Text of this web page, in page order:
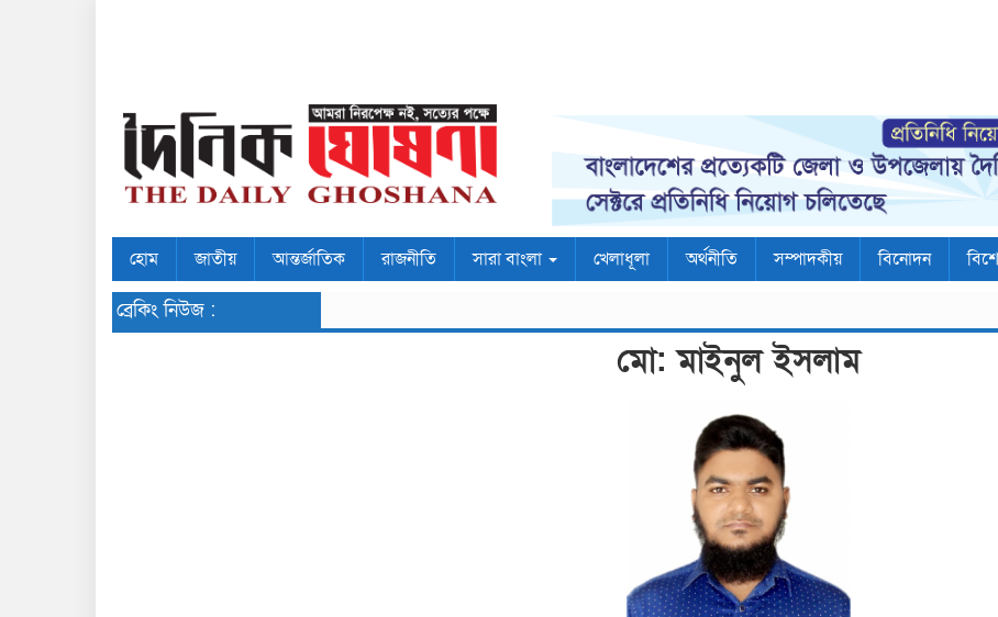
হোম জাতীয় আন্তর্জাতিক রাজনীতি সারা বাংলা খেলাধূলা অর্থনীতি সম্পাদকীয় বিনোদন
ব্রেকিং নিউজ :
মো: মাইনুল ইসলাম